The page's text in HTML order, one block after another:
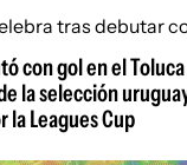
con gol en el
la selección
la Leagues Cup